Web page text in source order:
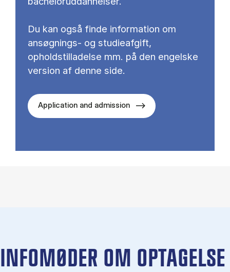
Du kan også finde information om
ansøgnings- og studieafgift,
opholdstilladelse mm. på den engelske
version af denne side.
Application and admission
IN­FO­MØ­DER OM OP­TA­GEL­SE